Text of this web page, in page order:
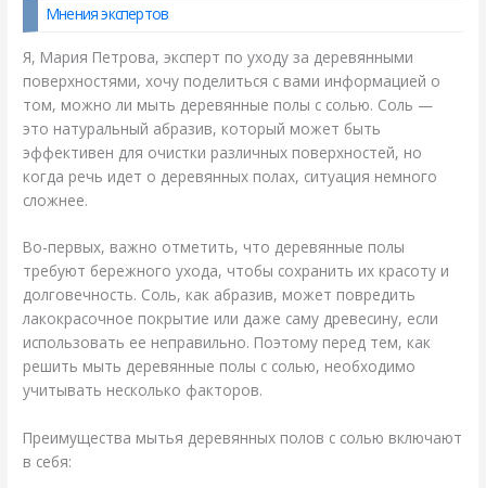
Мнения экспертов
Я, Мария Петрова, эксперт по уходу за деревянными
поверхностями, хочу поделиться с вами информацией о
том, можно ли мыть деревянные полы с солью. Соль —
это натуральный абразив, который может быть
эффективен для очистки различных поверхностей, но
когда речь идет о деревянных полах, ситуация немного
сложнее.
Во-первых, важно отметить, что деревянные полы
требуют бережного ухода, чтобы сохранить их красоту и
долговечность. Соль, как абразив, может повредить
лакокрасочное покрытие или даже саму древесину, если
использовать ее неправильно. Поэтому перед тем, как
решить мыть деревянные полы с солью, необходимо
учитывать несколько факторов.
Преимущества мытья деревянных полов с солью включают
в себя: